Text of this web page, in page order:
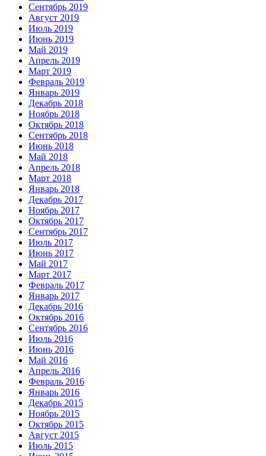
Сентябрь 2019
Август 2019
Июль 2019
Июнь 2019
Май 2019
Апрель 2019
Март 2019
Февраль 2019
Январь 2019
Декабрь 2018
Ноябрь 2018
Октябрь 2018
Сентябрь 2018
Июнь 2018
Май 2018
Апрель 2018
Март 2018
Январь 2018
Декабрь 2017
Ноябрь 2017
Октябрь 2017
Сентябрь 2017
Июль 2017
Июнь 2017
Май 2017
Март 2017
Февраль 2017
Январь 2017
Декабрь 2016
Октябрь 2016
Сентябрь 2016
Июль 2016
Июнь 2016
Май 2016
Апрель 2016
Февраль 2016
Январь 2016
Декабрь 2015
Ноябрь 2015
Октябрь 2015
Август 2015
Июль 2015